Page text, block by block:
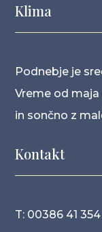
Klima
Podnebje je
Vreme od
in sončno z
Kontakt
T: 00386 41